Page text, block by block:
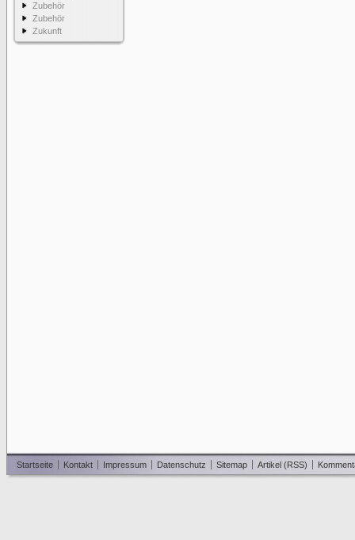
Zubehör
Zubehör
Zukunft
Startseite Kontakt Impressum Datenschutz Sitemap Artikel (RSS)